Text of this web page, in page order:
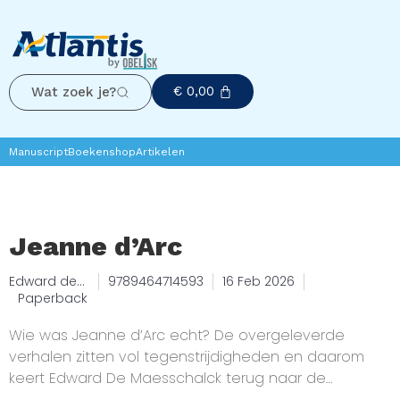
Wat zoek je? € 0,00
ManuscriptBoekenshopArtikelen
Jeanne d’Arc
Edward de
Maesschalc
9789464714593
16 Feb 2026
Paperback
Wie was Jeanne d’Arc echt? De overgeleverde
verhalen zitten vol tegenstrijdigheden en daarom
keert Edward De Maesschalck terug naar de